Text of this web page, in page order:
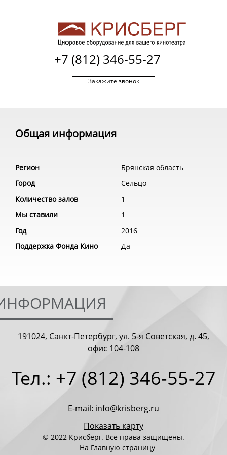
+7 (812) 346-55-27
Закажите звонок
Общая информация
Регион
Брянская область
Город
Сельцо
Количество залов
1
Мы ставили
1
Год
2016
Поддержка Фонда Кино
Да
191024, Санкт-Петербург, ул. 5-я Советская, д. 45,
офис 104-108
Тел.: +7 (812) 346-55-27
E-mail: info@krisberg.ru
Показать карту
© 2022 Крисберг. Все права защищены.
На Главную страницу